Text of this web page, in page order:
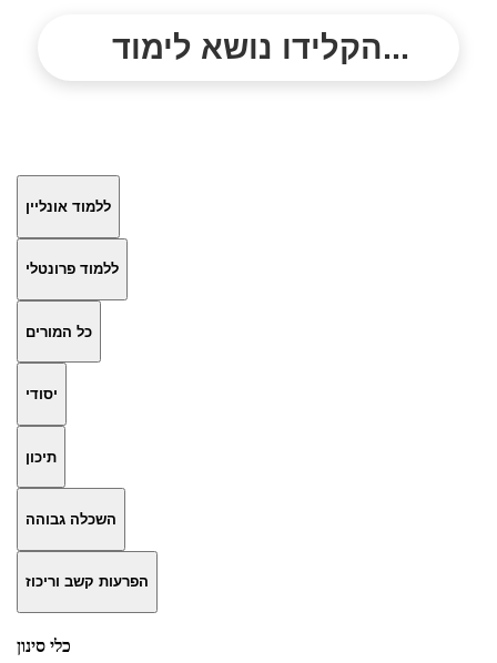
הקלידו נושא לימוד...
ללמוד אונליין
ללמוד פרונטלי
כל המורים
יסודי
תיכון
השכלה גבוהה
הפרעות קשב וריכוז
כלי סינון